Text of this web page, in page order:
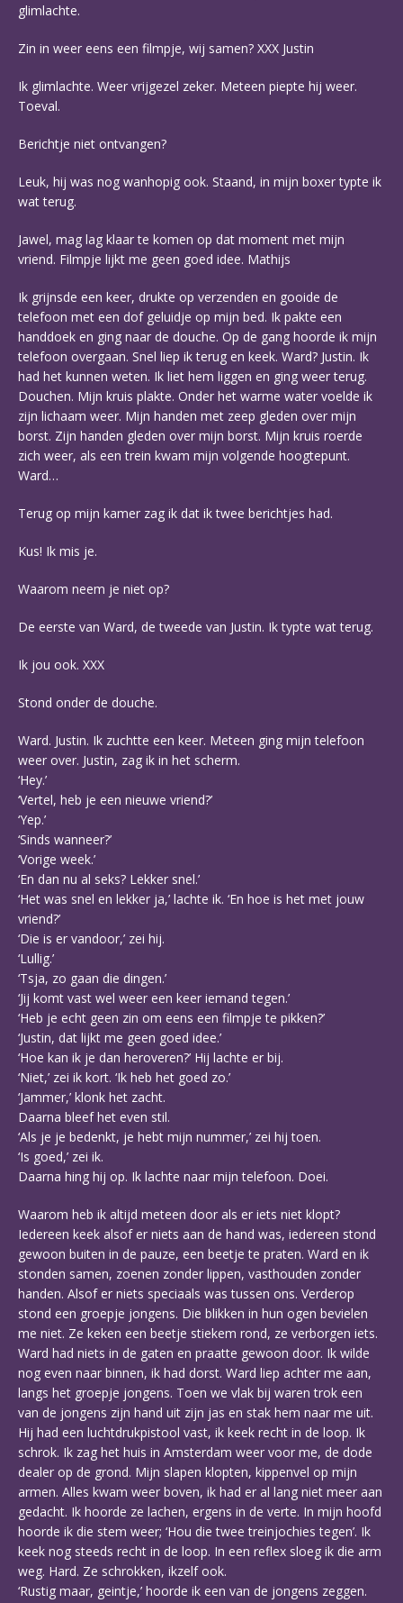
glimlachte.
Zin in weer eens een filmpje, wij samen? XXX Justin
Ik glimlachte. Weer vrijgezel zeker. Meteen piepte hij weer.
Toeval.
Berichtje niet ontvangen?
Leuk, hij was nog wanhopig ook. Staand, in mijn boxer typte ik
wat terug.
Jawel, mag lag klaar te komen op dat moment met mijn
vriend. Filmpje lijkt me geen goed idee. Mathijs
Ik grijnsde een keer, drukte op verzenden en gooide de
telefoon met een dof geluidje op mijn bed. Ik pakte een
handdoek en ging naar de douche. Op de gang hoorde ik mijn
telefoon overgaan. Snel liep ik terug en keek. Ward? Justin. Ik
had het kunnen weten. Ik liet hem liggen en ging weer terug.
Douchen. Mijn kruis plakte. Onder het warme water voelde ik
zijn lichaam weer. Mijn handen met zeep gleden over mijn
borst. Zijn handen gleden over mijn borst. Mijn kruis roerde
zich weer, als een trein kwam mijn volgende hoogtepunt.
Ward…
Terug op mijn kamer zag ik dat ik twee berichtjes had.
Kus! Ik mis je.
Waarom neem je niet op?
De eerste van Ward, de tweede van Justin. Ik typte wat terug.
Ik jou ook. XXX
Stond onder de douche.
Ward. Justin. Ik zuchtte een keer. Meteen ging mijn telefoon
weer over. Justin, zag ik in het scherm.
‘Hey.’
‘Vertel, heb je een nieuwe vriend?’
‘Yep.’
‘Sinds wanneer?’
‘Vorige week.’
‘En dan nu al seks? Lekker snel.’
‘Het was snel en lekker ja,’ lachte ik. ‘En hoe is het met jouw
vriend?’
‘Die is er vandoor,’ zei hij.
‘Lullig.’
‘Tsja, zo gaan die dingen.’
‘Jij komt vast wel weer een keer iemand tegen.’
‘Heb je echt geen zin om eens een filmpje te pikken?’
‘Justin, dat lijkt me geen goed idee.’
‘Hoe kan ik je dan heroveren?’ Hij lachte er bij.
‘Niet,’ zei ik kort. ‘Ik heb het goed zo.’
‘Jammer,’ klonk het zacht.
Daarna bleef het even stil.
‘Als je je bedenkt, je hebt mijn nummer,’ zei hij toen.
‘Is goed,’ zei ik.
Daarna hing hij op. Ik lachte naar mijn telefoon. Doei.
Waarom heb ik altijd meteen door als er iets niet klopt?
Iedereen keek alsof er niets aan de hand was, iedereen stond
gewoon buiten in de pauze, een beetje te praten. Ward en ik
stonden samen, zoenen zonder lippen, vasthouden zonder
handen. Alsof er niets speciaals was tussen ons. Verderop
stond een groepje jongens. Die blikken in hun ogen bevielen
me niet. Ze keken een beetje stiekem rond, ze verborgen iets.
Ward had niets in de gaten en praatte gewoon door. Ik wilde
nog even naar binnen, ik had dorst. Ward liep achter me aan,
langs het groepje jongens. Toen we vlak bij waren trok een
van de jongens zijn hand uit zijn jas en stak hem naar me uit.
Hij had een luchtdrukpistool vast, ik keek recht in de loop. Ik
schrok. Ik zag het huis in Amsterdam weer voor me, de dode
dealer op de grond. Mijn slapen klopten, kippenvel op mijn
armen. Alles kwam weer boven, ik had er al lang niet meer aan
gedacht. Ik hoorde ze lachen, ergens in de verte. In mijn hoofd
hoorde ik die stem weer; ‘Hou die twee treinjochies tegen’. Ik
keek nog steeds recht in de loop. In een reflex sloeg ik die arm
weg. Hard. Ze schrokken, ikzelf ook.
‘Rustig maar, geintje,’ hoorde ik een van de jongens zeggen.